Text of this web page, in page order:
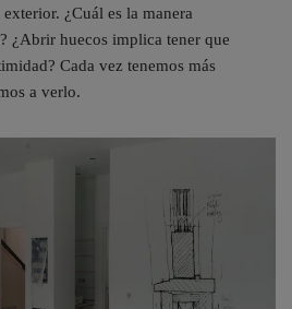
¿Cuál es la manera
¿Abrir huecos implica tener que
Cada vez tenemos más
a verlo.